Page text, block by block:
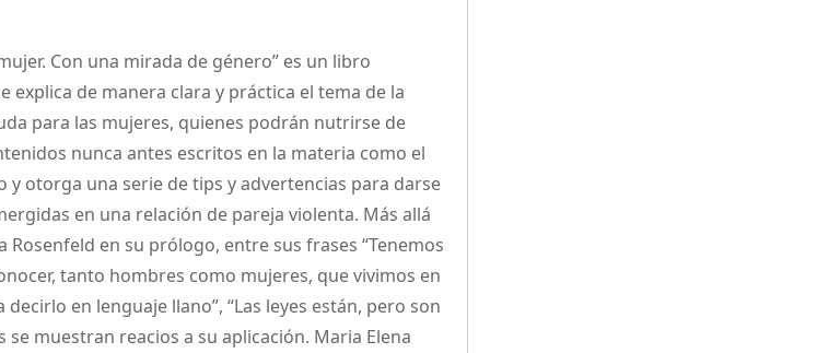
Con una mirada de género” es un libro
de manera clara y práctica el tema de la
para las mujeres, quienes podrán nutrirse de
nunca antes escritos en la materia como el
otorga una serie de tips y advertencias para darse
en una relación de pareja violenta. Más allá
Rosenfeld en su prólogo, entre sus frases “Tenemos
tanto hombres como mujeres, que vivimos en
en lenguaje llano”, “Las leyes están, pero son
muestran reacios a su aplicación. Maria Elena